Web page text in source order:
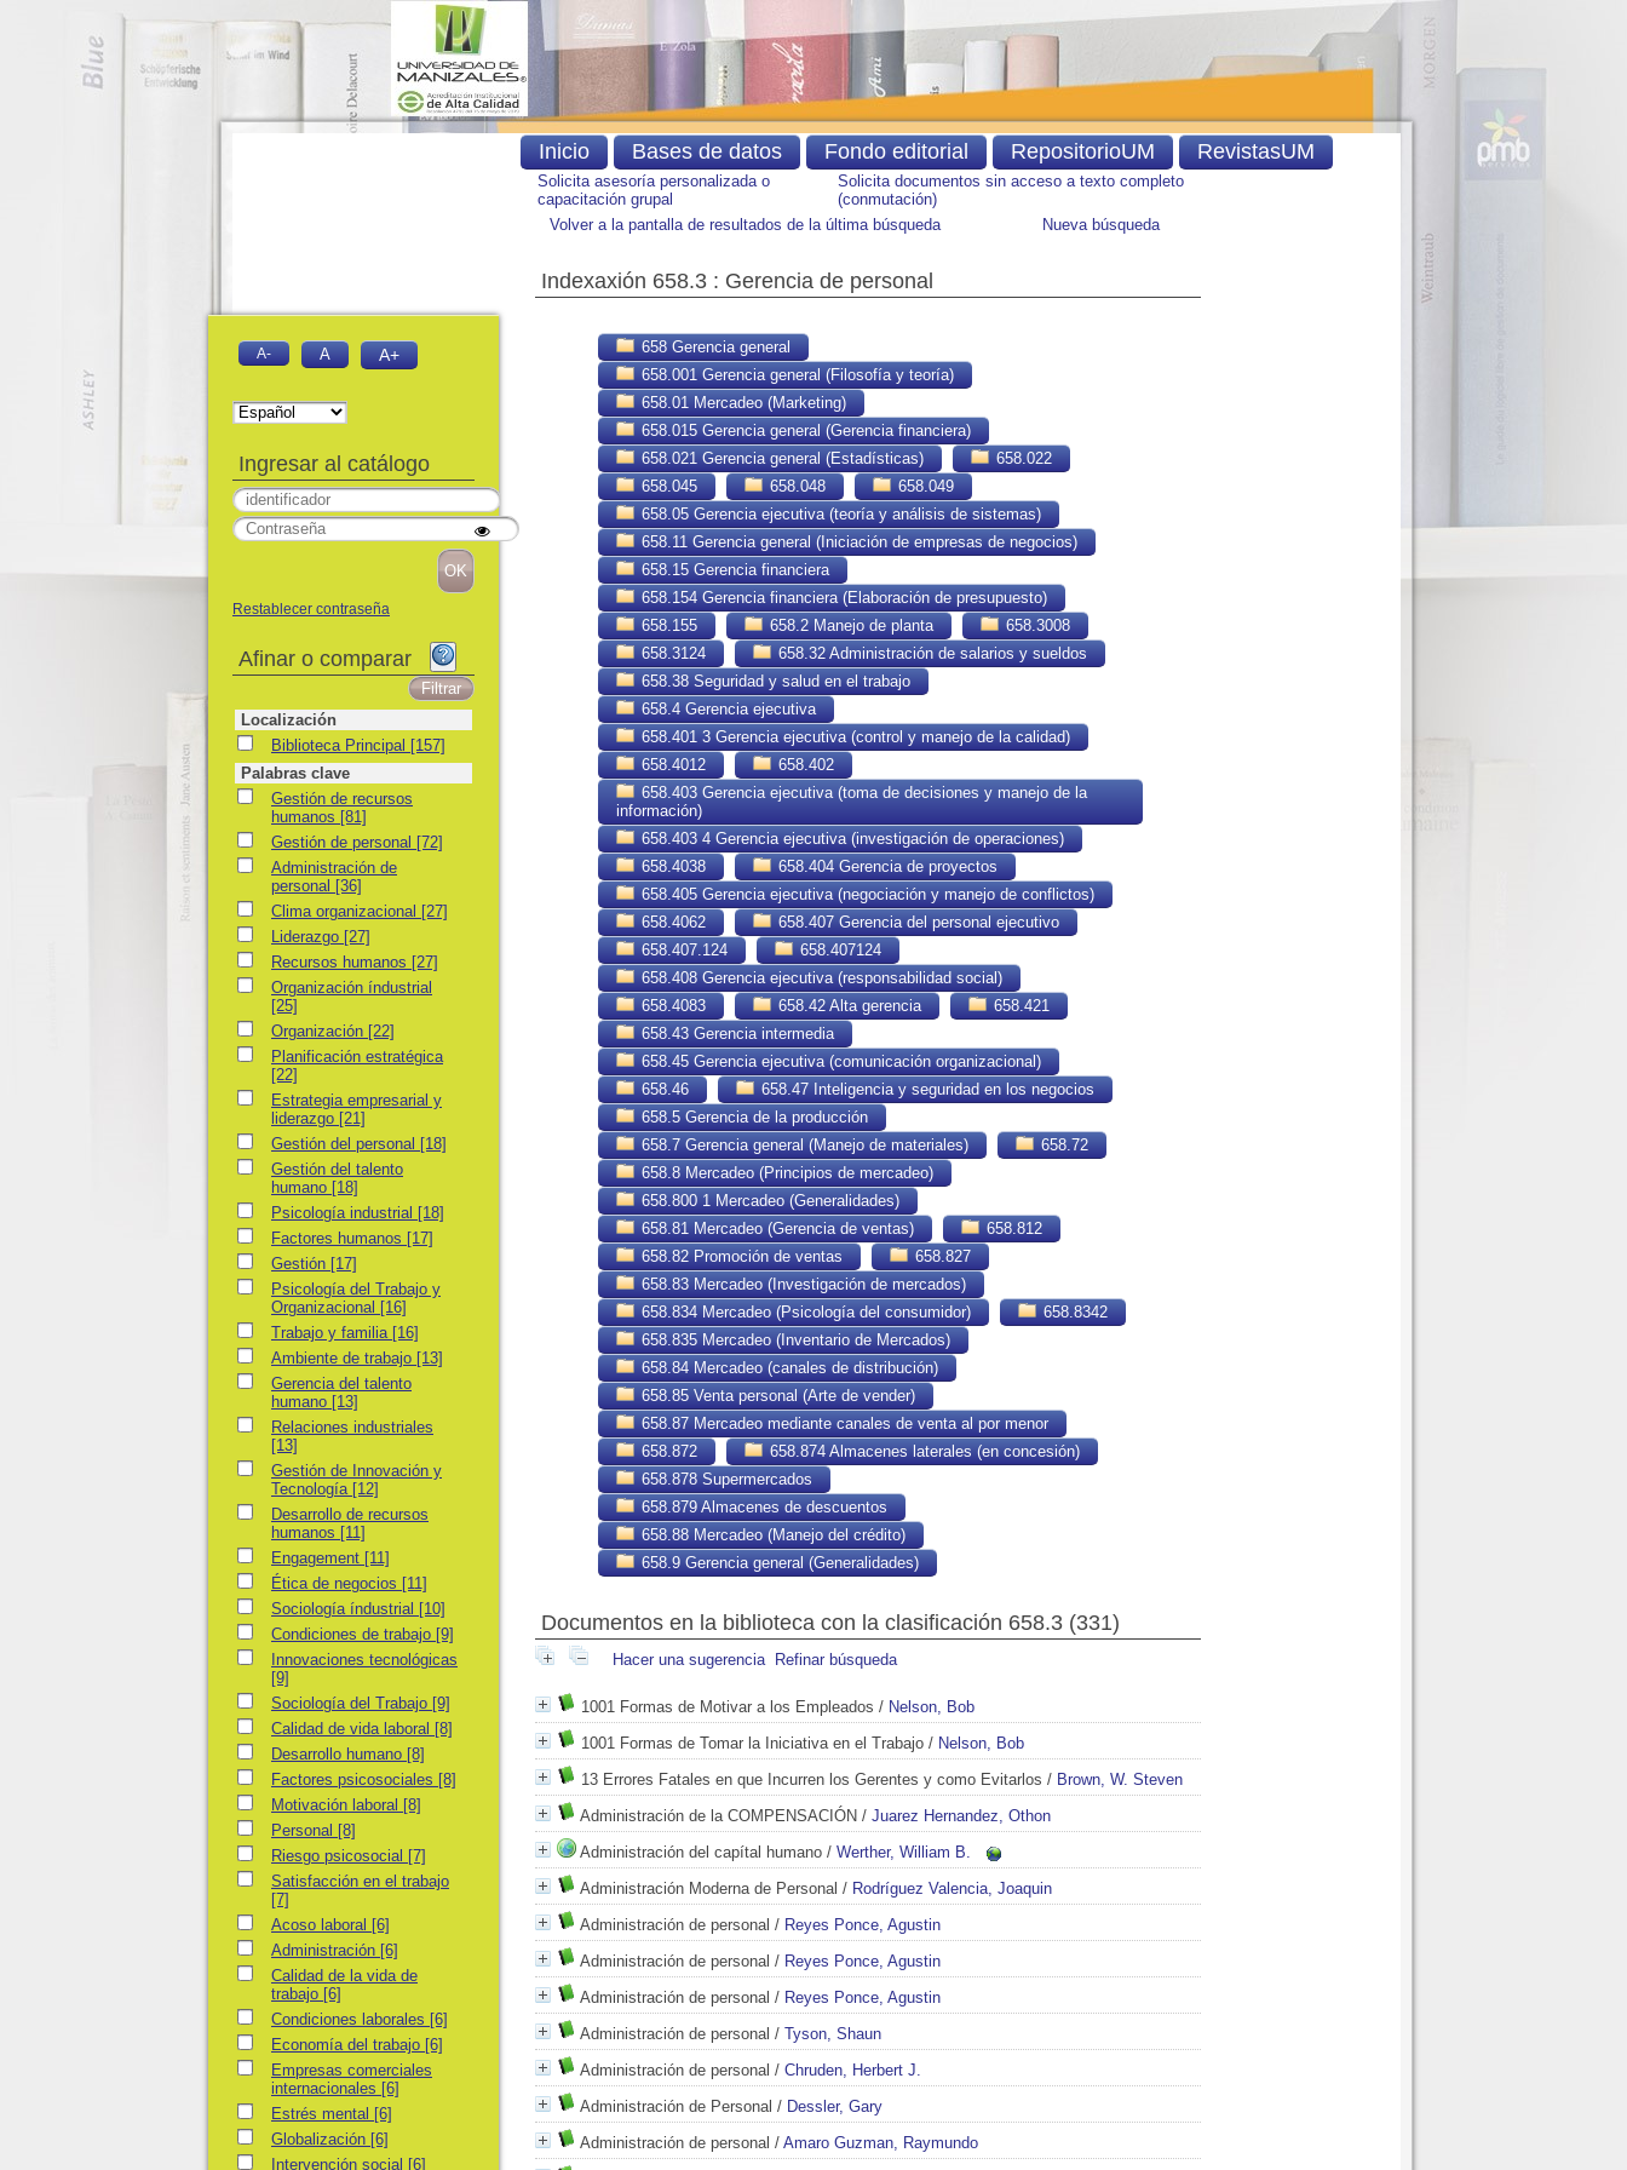
Solicita asesoría personalizada o
capacitación grupal
Solicita documentos sin acceso a texto completo
(conmutación)
Volver a la pantalla de resultados de la última búsqueda
Nueva búsqueda
Indexaxión 658.3 : Gerencia de personal
658 Gerencia general
658.001 Gerencia general (Filosofía y teoría)
658.01 Mercadeo (Marketing)
658.015 Gerencia general (Gerencia financiera)
658.021 Gerencia general (Estadísticas)
658.022
658.045
658.048
658.049
658.05 Gerencia ejecutiva (teoría y análisis de sistemas)
658.11 Gerencia general (Iniciación de empresas de negocios)
658.15 Gerencia financiera
658.154 Gerencia financiera (Elaboración de presupuesto)
658.155
658.2 Manejo de planta
658.3008
658.3124
658.32 Administración de salarios y sueldos
658.38 Seguridad y salud en el trabajo
658.4 Gerencia ejecutiva
658.401 3 Gerencia ejecutiva (control y manejo de la calidad)
658.4012
658.402
658.403 Gerencia ejecutiva (toma de decisiones y manejo de la
información)
658.403 4 Gerencia ejecutiva (investigación de operaciones)
658.4038
658.404 Gerencia de proyectos
658.405 Gerencia ejecutiva (negociación y manejo de conflictos)
658.4062
658.407 Gerencia del personal ejecutivo
658.407.124
658.407124
658.408 Gerencia ejecutiva (responsabilidad social)
658.4083
658.42 Alta gerencia
658.421
658.43 Gerencia intermedia
658.45 Gerencia ejecutiva (comunicación organizacional)
658.46
658.47 Inteligencia y seguridad en los negocios
658.5 Gerencia de la producción
658.7 Gerencia general (Manejo de materiales)
658.72
658.8 Mercadeo (Principios de mercadeo)
658.800 1 Mercadeo (Generalidades)
658.81 Mercadeo (Gerencia de ventas)
658.812
658.82 Promoción de ventas
658.827
658.83 Mercadeo (Investigación de mercados)
658.834 Mercadeo (Psicología del consumidor)
658.8342
658.835 Mercadeo (Inventario de Mercados)
658.84 Mercadeo (canales de distribución)
658.85 Venta personal (Arte de vender)
658.87 Mercadeo mediante canales de venta al por menor
658.872
658.874 Almacenes laterales (en concesión)
658.878 Supermercados
658.879 Almacenes de descuentos
658.88 Mercadeo (Manejo del crédito)
658.9 Gerencia general (Generalidades)
Documentos en la biblioteca con la clasificación 658.3 (331)
Hacer una sugerencia Refinar búsqueda
1001 Formas de Motivar a los Empleados / Nelson, Bob
1001 Formas de Tomar la Iniciativa en el Trabajo / Nelson, Bob
13 Errores Fatales en que Incurren los Gerentes y como Evitarlos / Brown, W. Steven
Administración de la COMPENSACIÓN / Juarez Hernandez, Othon
Administración del capítal humano / Werther, William B.
Administración Moderna de Personal / Rodríguez Valencia, Joaquin
Administración de personal / Reyes Ponce, Agustin
Administración de personal / Reyes Ponce, Agustin
Administración de personal / Reyes Ponce, Agustin
Administración de personal / Tyson, Shaun
Administración de personal / Chruden, Herbert J.
Administración de Personal / Dessler, Gary
Administración de personal / Amaro Guzman, Raymundo
Inicio Bases de datos Fondo editorial RepositorioUM RevistasUM
A- A A+
Ingresar al catálogo
Restablecer contraseña
Afinar o comparar
Localización
Biblioteca Principal
Biblioteca Principal [157]
Palabras clave
Gestión de recursos humanos
Gestión de recursos
humanos [81]
Gestión de personal
Gestión de personal [72]
Administración de personal
Administración de
personal [36]
Clima organizacional
Clima organizacional [27]
LiderazgoLiderazgo [27]
Recursos humanos
Recursos humanos [27]
Organización índustrial
Organización índustrial
[25]
Organización
Organización [22]
Planificación estratégica
Planificación estratégica
[22]
Estrategia empresarial y liderazgo
Estrategia empresarial y
liderazgo [21]
Gestión del personal
Gestión del personal [18]
Gestión del talento humano
Gestión del talento
humano [18]
Psicología industrial
Psicología industrial [18]
Factores humanos
Factores humanos [17]
GestiónGestión [17]
Psicología del Trabajo y Organizacional
Psicología del Trabajo y
Organizacional [16]
Trabajo y familia
Trabajo y familia [16]
Ambiente de trabajo
Ambiente de trabajo [13]
Gerencia del talento humano
Gerencia del talento
humano [13]
Relaciones industriales
Relaciones industriales
[13]
Gestión de Innovación y Tecnología
Gestión de Innovación y
Tecnología [12]
Desarrollo de recursos humanos
Desarrollo de recursos
humanos [11]
Engagement
Engagement [11]
Ética de negocios
Ética de negocios [11]
Sociología índustrial
Sociología índustrial [10]
Condiciones de trabajo
Condiciones de trabajo [9]
Innovaciones tecnológicas
Innovaciones tecnológicas
[9]
Sociología del Trabajo
Sociología del Trabajo [9]
Calidad de vida laboral
Calidad de vida laboral [8]
Desarrollo humano
Desarrollo humano [8]
Factores psicosociales
Factores psicosociales [8]
Motivación laboral
Motivación laboral [8]
PersonalPersonal [8]
Riesgo psicosocial
Riesgo psicosocial [7]
Satisfacción en el trabajo
Satisfacción en el trabajo
[7]
Acoso laboral
Acoso laboral [6]
Administración
Administración [6]
Calidad de la vida de trabajo
Calidad de la vida de
trabajo [6]
Condiciones laborales
Condiciones laborales [6]
Economía del trabajo
Economía del trabajo [6]
Empresas comerciales internacionales
Empresas comerciales
internacionales [6]
Estrés mental
Estrés mental [6]
Globalización
Globalización [6]
Intervención social
Intervención social [6]